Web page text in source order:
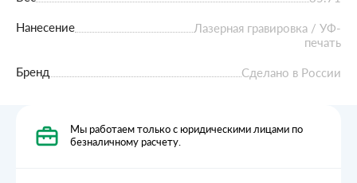
Мы работаем только с юридическими лицами по
безналичному расчету.
Нанесение
Лазерная гравировка / УФ-
печать
Бренд
Сделано в России